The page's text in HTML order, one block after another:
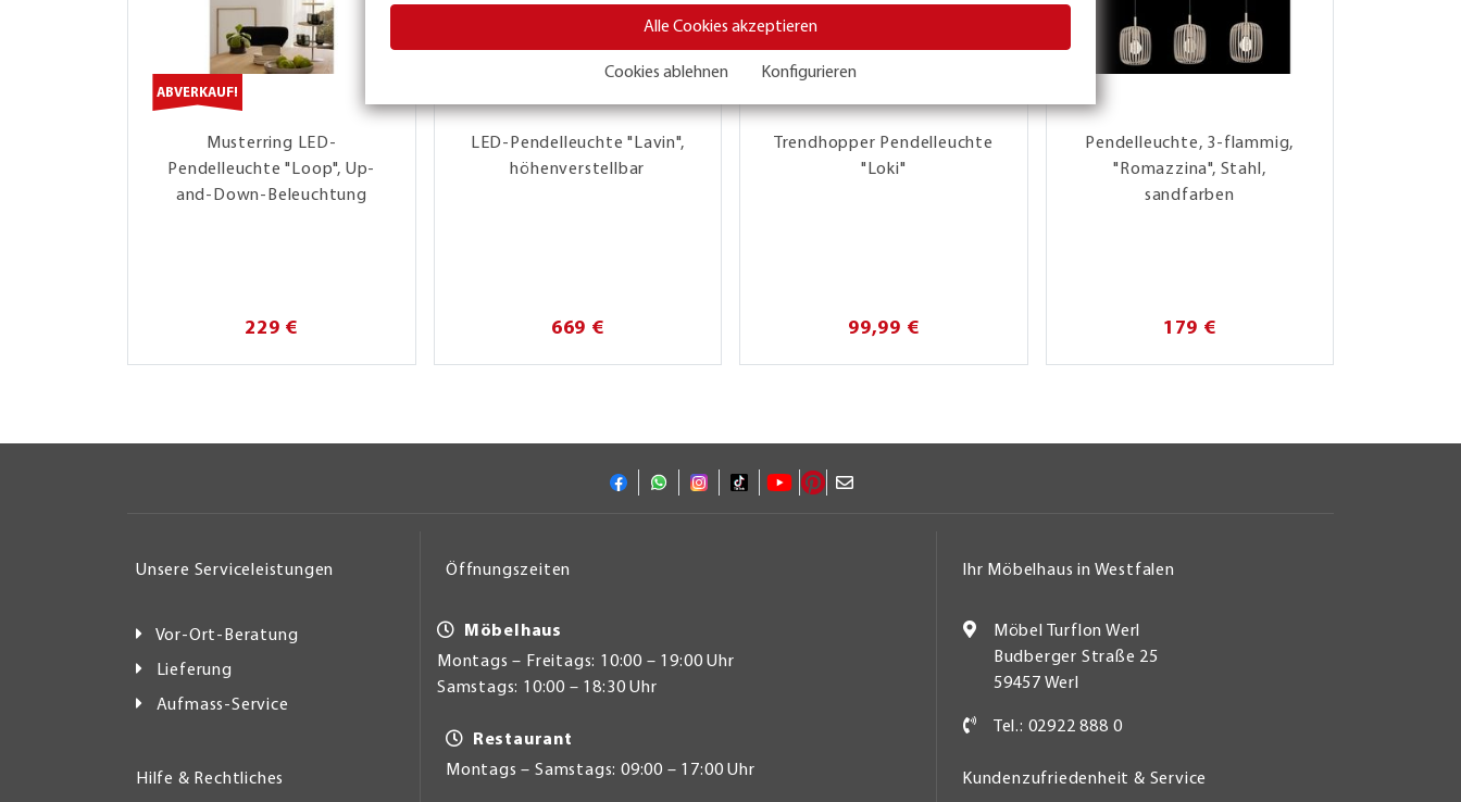
Alle Cookies akzeptieren
Cookies ablehnen Konfigurieren
ABVERKAUF!
Musterring LED-
Pendelleuchte "Loop", Up-
and-Down-Beleuchtung
229 €
LED-Pendelleuchte "Lavin",
höhenverstellbar
669 €
Trendhopper Pendelleuchte
"Loki"
99,99 €
Pendelleuchte, 3-flammig,
"Romazzina", Stahl,
sandfarben
179 €
Unsere Serviceleistungen
Vor-Ort-Beratung
Lieferung
Aufmass-Service
Hilfe & Rechtliches
Öffnungszeiten
Möbelhaus
Montags – Freitags: 10:00 – 19:00 Uhr
Samstags: 10:00 – 18:30 Uhr
Restaurant
Montags – Samstags: 09:00 – 17:00 Uhr
Ihr Möbelhaus in Westfalen
Möbel Turflon Werl
Budberger Straße 25
59457 Werl
Tel.: 02922 888 0
Kundenzufriedenheit & Service